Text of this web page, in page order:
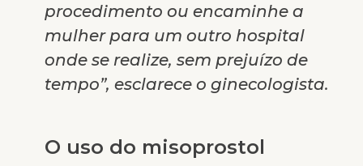
procedimento ou encaminhe a
mulher para um outro hospital
onde se realize, sem prejuízo de
tempo”, esclarece o ginecologista.
O uso do misoprostol